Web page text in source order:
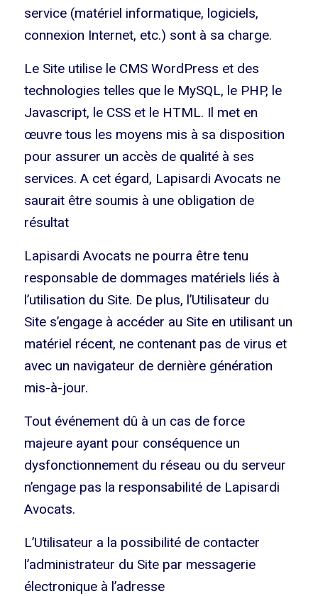
service (matériel informatique, logiciels,
connexion Internet, etc.) sont à sa charge.
Le Site utilise le CMS WordPress et des
technologies telles que le MySQL, le PHP, le
Javascript, le CSS et le HTML. Il met en
œuvre tous les moyens mis à sa disposition
pour assurer un accès de qualité à ses
services. A cet égard, Lapisardi Avocats ne
saurait être soumis à une obligation de
résultat
Lapisardi Avocats ne pourra être tenu
responsable de dommages matériels liés à
l’utilisation du Site. De plus, l’Utilisateur du
Site s’engage à accéder au Site en utilisant un
matériel récent, ne contenant pas de virus et
avec un navigateur de dernière génération
mis-à-jour.
Tout événement dû à un cas de force
majeure ayant pour conséquence un
dysfonctionnement du réseau ou du serveur
n’engage pas la responsabilité de Lapisardi
Avocats.
L’Utilisateur a la possibilité de contacter
l’administrateur du Site par messagerie
électronique à l’adresse